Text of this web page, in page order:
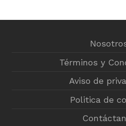
Términos y
Aviso de
Politica de